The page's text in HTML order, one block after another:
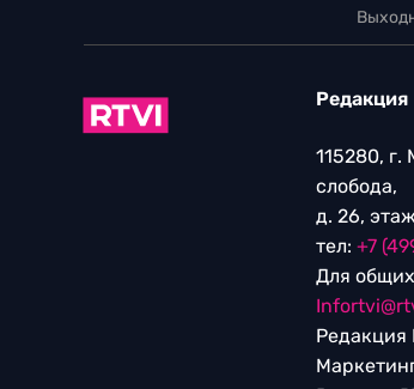
Редакция
115280, г.
слобода,
д. 26,
тел: +7
Для
Редакция